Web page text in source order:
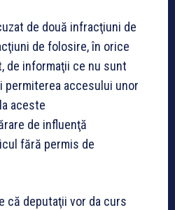
de două infracţiuni de
de folosire, în orice
de informaţii ce nu sunt
accesului unor
aceste
de influenţă
fără permis de
că deputaţii vor da curs